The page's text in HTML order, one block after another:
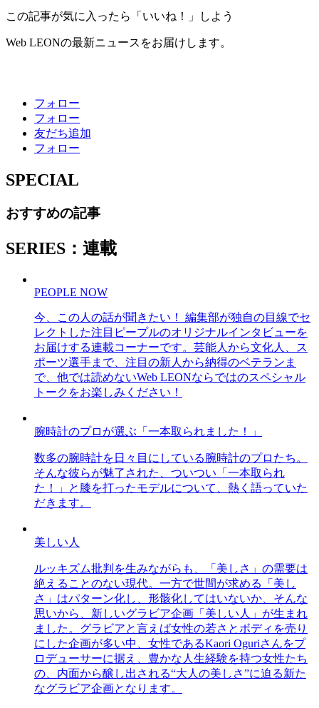
この記事が気に入ったら「いいね！」しよう
Web LEONの最新ニュースをお届けします。
フォロー
フォロー
友だち追加
フォロー
SPECIAL
おすすめの記事
SERIES：連載
PEOPLE NOW
今、この人の話が聞きたい！ 編集部が独自の目線でセ
レクトした注目ピープルのオリジナルインタビューを
お届けする連載コーナーです。芸能人から文化人、ス
ポーツ選手まで、注目の新人から納得のベテランま
で、他では読めないWeb LEONならではのスペシャル
トークをお楽しみください！
腕時計のプロが選ぶ「一本取られました！」
数多の腕時計を日々目にしている腕時計のプロたち。
そんな彼らが魅了された、ついつい「一本取られ
た！」と膝を打ったモデルについて、熱く語っていた
だきます。
美しい人
ルッキズム批判を生みながらも、「美しさ」の需要は
絶えることのない現代。一方で世間が求める「美し
さ」はパターン化し、形骸化してはいないか、そんな
思いから、新しいグラビア企画「美しい人」が生まれ
ました。グラビアと言えば女性の若さとボディを売り
にした企画が多い中、女性であるKaori Oguriさんをプ
ロデューサーに据え、豊かな人生経験を持つ女性たち
の、内面から醸し出される“大人の美しさ”に迫る新た
なグラビア企画となります。